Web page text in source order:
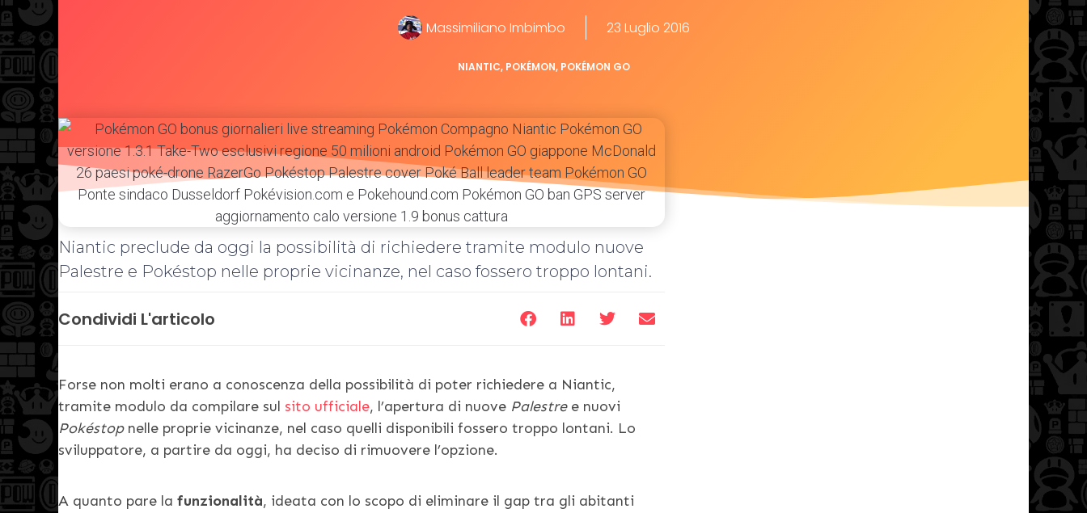
Massimiliano Imbimbo 23 Luglio 2016
NIANTIC, POKÉMON, POKÉMON GO
Niantic preclude da oggi la possibilità di richiedere tramite modulo nuove
Palestre e Pokéstop nelle proprie vicinanze, nel caso fossero troppo lontani.
Condividi L'articolo
Forse non molti erano a conoscenza della possibilità di poter richiedere a Niantic,
tramite modulo da compilare sul sito ufficiale, l’apertura di nuove Palestree nuovi
Pokéstopnelle proprie vicinanze, nel caso quelli disponibili fossero troppo lontani. Lo
sviluppatore, a partire da oggi, ha deciso di rimuovere l’opzione.
A quanto pare la funzionalità, ideata con lo scopo di eliminare il gap tra gli abitanti